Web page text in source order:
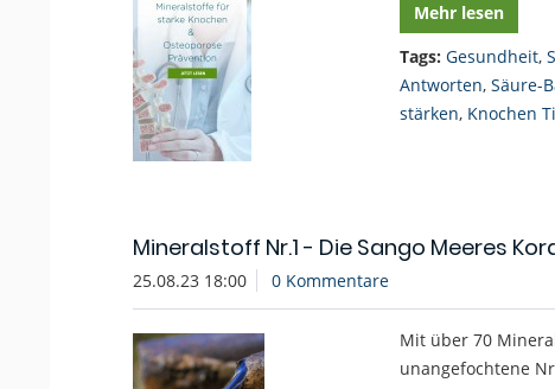
Mehr lesen
Tags: Gesundheit,
Antworten, Säure-
stärken, Knochen
Mineralstoff Nr.1 - Die Sango Meeres
25.08.23 18:00 0 Kommentare
Mit über 70
unangefochtene